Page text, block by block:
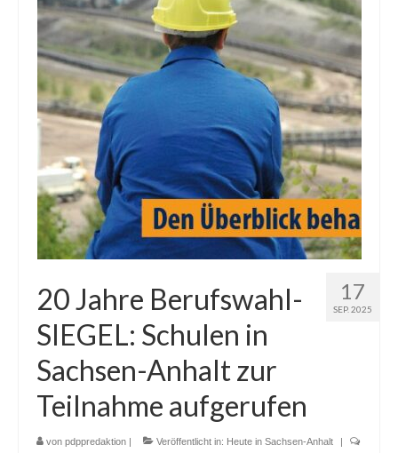
17
SEP. 2025
20 Jahre Berufswahl-
SIEGEL: Schulen in
Sachsen-Anhalt zur
Teilnahme aufgerufen
von pdppredaktion Veröffentlicht in: Heute in Sachsen-Anhalt